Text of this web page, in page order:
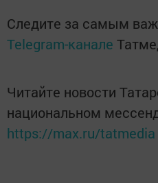
Следите за самым
Telegram-канале
Читайте новости
национальном
https://max.ru/tatmedia